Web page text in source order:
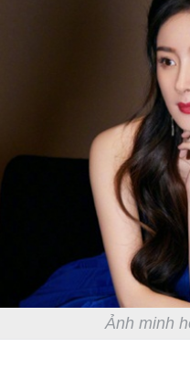
Ảnh minh